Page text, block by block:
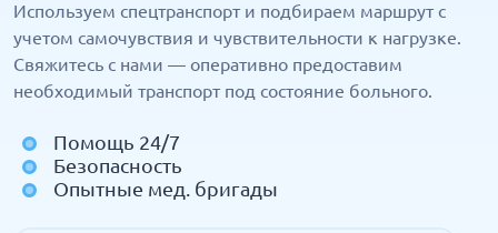
Используем спецтранспорт и подбираем маршрут с
учетом самочувствия и чувствительности к нагрузке.
Свяжитесь с нами — оперативно предоставим
необходимый транспорт под состояние больного.
Помощь 24/7
Безопасность
Опытные мед. бригады